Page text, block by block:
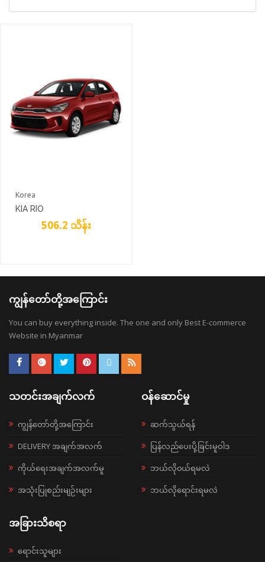
Korea
KIA RIO
506.2 သိန်း
ကျွန်တော်တို့အကြောင်း
You can buy everything inside. The one and only Best E-commerce
Website in Myanmar
သတင်းအချက်လက်
ကျွန်တော်တို့အကြောင်း
DELIVERY အချက်အလက်
ကိုယ်ရေးအချက်အလက်မူ
အသုံးပြုစည်းမျဉ်းများ
ဝန်ဆောင်မှု
ဆက်သွယ်ရန်
ပြန်လည်ပေးပို့ခြင်းမူဝါဒ
ဘယ်လို၀ယ်ရမလဲ
ဘယ်လိုရောင်းရမလဲ
အခြားသိစရာ
ရောင်းသူများ